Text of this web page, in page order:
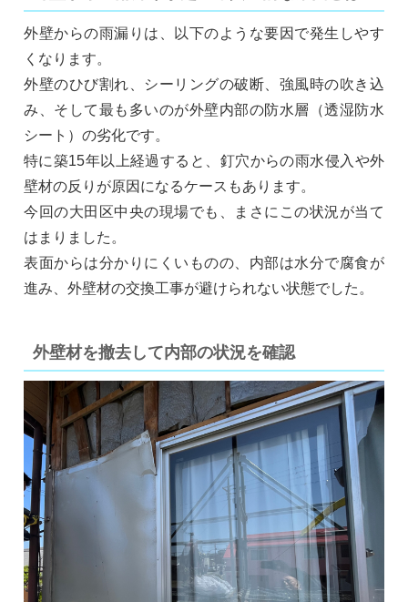
外壁からの雨漏りは、以下のような要因で発生しやす
くなります。
外壁のひび割れ、シーリングの破断、強風時の吹き込
み、そして最も多いのが外壁内部の防水層（透湿防水
シート）の劣化です。
特に築15年以上経過すると、釘穴からの雨水侵入や外
壁材の反りが原因になるケースもあります。
今回の大田区中央の現場でも、まさにこの状況が当て
はまりました。
表面からは分かりにくいものの、内部は水分で腐食が
進み、外壁材の交換工事が避けられない状態でした。
外壁材を撤去して内部の状況を確認